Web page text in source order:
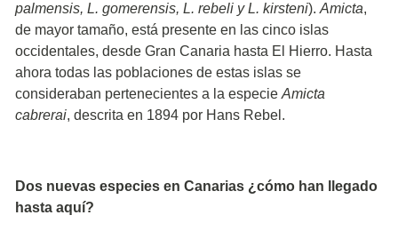
palmensis, L. gomerensis, L. rebeli y L. kirsteni). Amicta,
de mayor tamaño, está presente en las cinco islas
occidentales, desde Gran Canaria hasta El Hierro. Hasta
ahora todas las poblaciones de estas islas se
consideraban pertenecientes a la especie Amicta
cabrerai, descrita en 1894 por Hans Rebel.
Dos nuevas especies en Canarias ¿cómo han llegado
hasta aquí?